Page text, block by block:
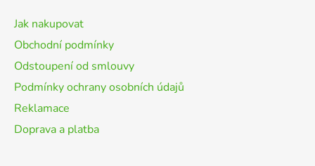
Jak nakupovat
Obchodní podmínky
Odstoupení od smlouvy
Podmínky ochrany osobních údajů
Reklamace
Doprava a platba